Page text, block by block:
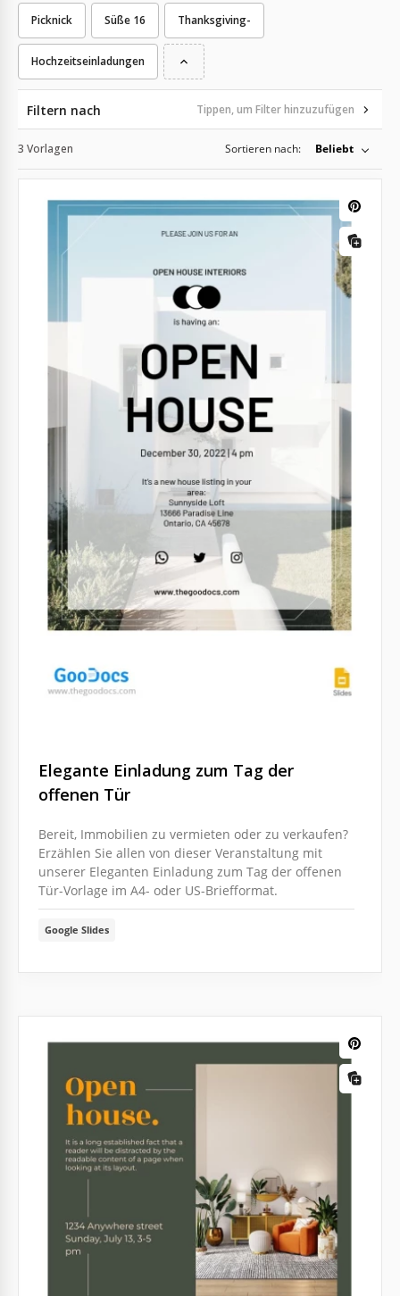
Picknick Süße 16 Thanksgiving-
Hochzeitseinladungen
Filtern nach Tippen, um Filter hinzuzufügen
3 Vorlagen Sortieren nach: Beliebt
Elegante Einladung zum Tag der
offenen Tür
Bereit, Immobilien zu vermieten oder zu verkaufen?
Erzählen Sie allen von dieser Veranstaltung mit
unserer Eleganten Einladung zum Tag der offenen
Tür-Vorlage im A4- oder US-Briefformat.
Google Slides